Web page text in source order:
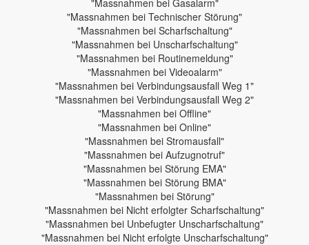
"Massnahmen bei Technischer Störung"
"Massnahmen bei Scharfschaltung"
"Massnahmen bei Unscharfschaltung"
"Massnahmen bei Routinemeldung"
"Massnahmen bei Videoalarm"
"Massnahmen bei Verbindungsausfall Weg 1"
"Massnahmen bei Verbindungsausfall Weg 2"
"Massnahmen bei Offline"
"Massnahmen bei Online"
"Massnahmen bei Stromausfall"
"Massnahmen bei Aufzugnotruf"
"Massnahmen bei Störung EMA"
"Massnahmen bei Störung BMA"
"Massnahmen bei Störung"
"Massnahmen bei Nicht erfolgter Scharfschaltung"
"Massnahmen bei Unbefugter Unscharfschaltung"
"Massnahmen bei Nicht erfolgte Unscharfschaltung"